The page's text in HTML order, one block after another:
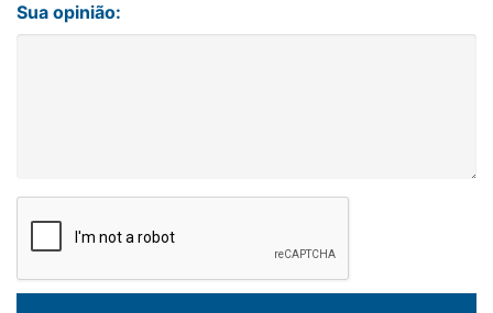
Sua opinião: